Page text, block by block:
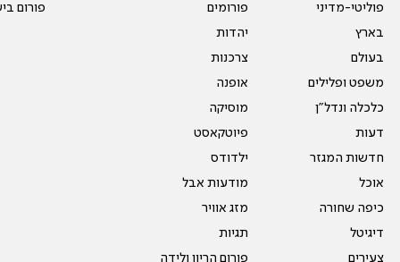
פוליטי-מדיני
בארץ
בעולם
משפט ופלילים
כלכלה ונדל"ן
דעות
חדשות המגזר
אוכל
כיפה שחורה
דיגיטל
צעירים
פורומים
יהדות
צרכנות
אופנה
מוסיקה
פיוטקאסט
ילדודס
מודעות אבל
מזג אוויר
תגיות
פורום הריון ולידה
פורום